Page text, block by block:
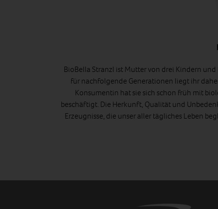
BioBella Stranzl ist Mutter von drei Kindern
für nachfolgende Generationen liegt ihr
Konsumentin hat sie sich schon früh mit
beschäftigt. Die Herkunft, Qualität und
Erzeugnisse, die unser aller tägliches Leben